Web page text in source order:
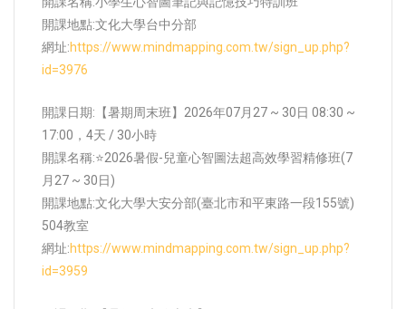
開課地點:文化大學台中分部
網址:https://www.mindmapping.com.tw/sign_up.php?
id=3976
開課日期:【暑期周末班】2026年07月27 ~ 30日 08:30 ~
17:00，4天 / 30小時
開課名稱:⭐2026暑假-兒童心智圖法超高效學習精修班(7
月27 ~ 30日)
開課地點:文化大學大安分部(臺北市和平東路一段155號)
504教室
網址:https://www.mindmapping.com.tw/sign_up.php?
id=3959